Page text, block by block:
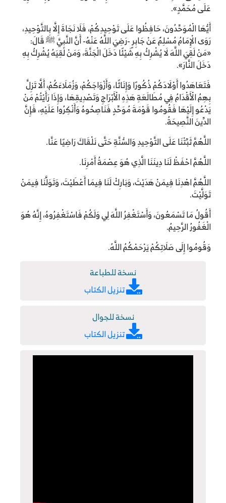
عَلَى مُحَمَّدٍ».
أَيُّهَا الْمُوَحِّدُونَ، حَافِظُوا عَلَى تَوْحِيدِكُمْ، فَلَا نَجَاةَ إِلَّا بِالتَّوْحِيدِ،
رَوَى الْإِمَامُ مُسْلِمٌ عَنْ جَابِرٍ -رَضِيَ اللَّهُ عَنْهُ- أَنَّ النَّبِيَّ ﷺ قَالَ:
«مَنْ لَقِيَ اللَّهَ لَا يُشْرِكُ بِهِ شَيْئًا دَخَلَ الْجَنَّةَ، وَمَنْ لَقِيَهُ يُشْرِكُ بِهِ
دَخَلَ النَّارَ».
فَتَعَاهَدُوا أَوْلَادَكُمْ ذُكُورًا وَإِنَاثًا، وَأَزْوَاجَكُمْ، وَزُمَلَاءَكُمْ، أَلَّا تَزِلَّ
بِهِمُ الْأَقْدَامُ فِي مُطَالَعَةِ هَذِهِ الْأَبْرَاجِ وَتَصْدِيقِهَا، وَإِذَا رَأَيْتُمْ مَنْ
يَدْعُو إِلَيْهَا فَقُومُوا قَوْمَةَ مُوَحِّدٍ فَنَاصِحُوهُ وَأَنْكِرُوا عَلَيْهِ، فَإِنَّ
الدِّينَ النَّصِيحَةُ.
اللَّهُمَّ ثَبِّتْنَا عَلَى التَّوْحِيدِ وَالسُّنَّةِ حَتَّى نَلْقَاكَ رَاضِيًا عَنَّا.
اللَّهُمَّ احْفَظْ لَنَا دِينَنَا الَّذِي هُوَ عِصْمَةُ أَمْرِنَا.
اللَّهُمَّ اهْدِنَا فِيمَنْ هَدَيْتَ، وَبَارِكْ لَنَا فِيمَا أَعْطَيْتَ، وَتَوَلَّنَا فِيمَنْ
تَوَلَّيْتَ.
أَقُولُ مَا تَسْمَعُونَ، وَأَسْتَغْفِرُ اللَّهَ لِي وَلَكُمْ فَاسْتَغْفِرُوهُ، إِنَّهُ هُوَ
الْغَفُورُ الرَّحِيمُ.
وَقُومُوا إِلَى صَلَاتِكُمْ يَرْحَمْكُمُ اللَّهُ.
نسخة للطباعة
تنزيل الكتاب
نسخة للجوال
تنزيل الكتاب